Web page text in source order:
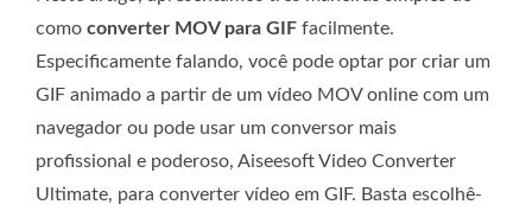
como converter MOV para GIF facilmente.
Especificamente falando, você pode optar por criar um
GIF animado a partir de um vídeo MOV online com um
navegador ou pode usar um conversor mais
profissional e poderoso, Aiseesoft Video Converter
Ultimate, para converter vídeo em GIF. Basta escolhê-